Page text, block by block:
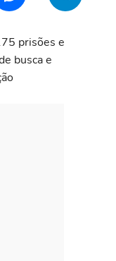
prisões e
busca e